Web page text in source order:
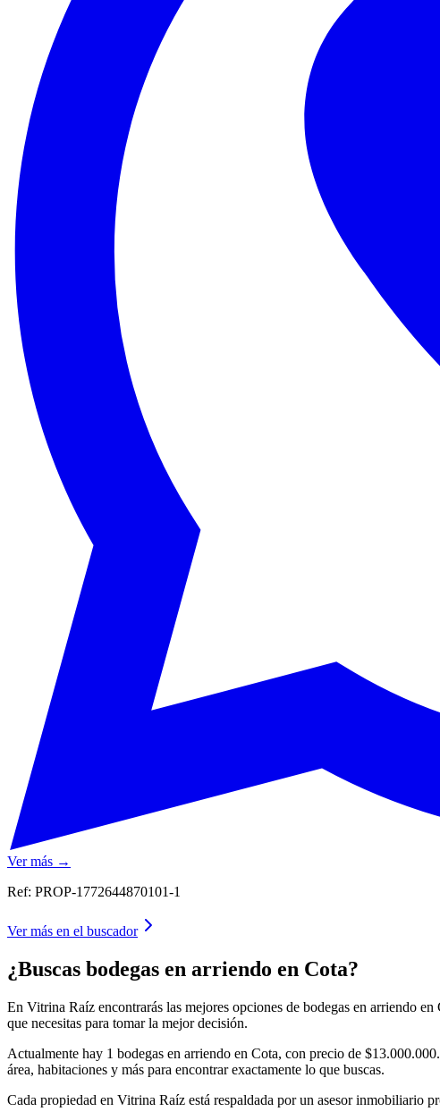
Ver más →
Ref: PROP-1772644870101-1
Ver más en el buscador
¿Buscas bodegas en arriendo en Cota?
En Vitrina Raíz encontrarás las mejores opciones de bodegas en arriendo
que necesitas para tomar la mejor decisión.
Actualmente hay 1 bodegas en arriendo en Cota, con precio de
área, habitaciones y más para encontrar exactamente lo que buscas.
Cada propiedad en Vitrina Raíz está respaldada por un asesor inmobiliario